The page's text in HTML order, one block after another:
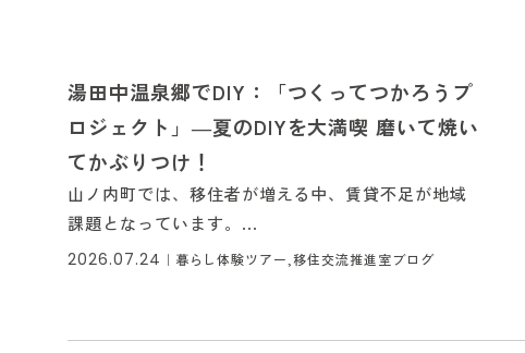
湯田中温泉郷でDIY：「つくってつかろうプ
ロジェクト」―夏のDIYを大満喫 磨いて焼い
てかぶりつけ！
山ノ内町では、移住者が増える中、賃貸不足が地域
課題となっています。...
2026.07.24 ｜ 暮らし体験ツアー,移住交流推進室ブログ